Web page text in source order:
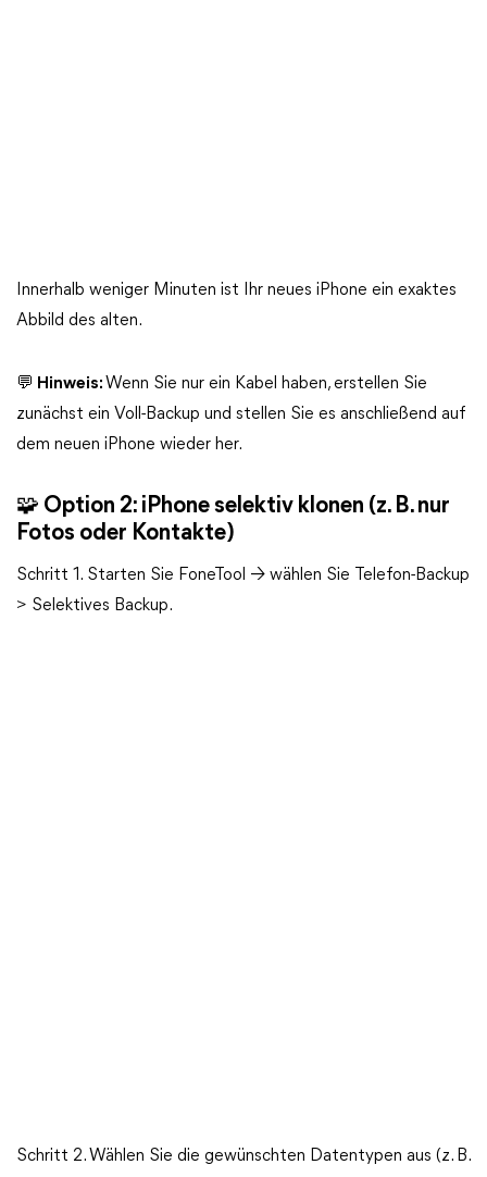
Innerhalb weniger Minuten ist Ihr neues iPhone ein exaktes
Abbild des alten.
💬 Hinweis: Wenn Sie nur ein Kabel haben, erstellen Sie
zunächst ein Voll-Backup und stellen Sie es anschließend auf
dem neuen iPhone wieder her.
🧩 Option 2: iPhone selektiv klonen (z. B. nur
Fotos oder Kontakte)
Schritt 1. Starten Sie FoneTool → wählen Sie Telefon-Backup
> Selektives Backup.
Schritt 2. Wählen Sie die gewünschten Datentypen aus (z. B.